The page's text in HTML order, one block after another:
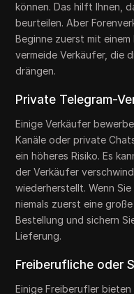
können. Das hilft Ihnen,
beurteilen. Aber
Beginne zuerst mit
vermeide Verkäufer, die
drängen.
Private Telegram-
Einige Verkäufer
Kanäle oder private
ein höheres Risiko. Es
der Verkäufer
wiederherstellt. Wenn
niemals zuerst eine
Bestellung und sichern
Lieferung.
Freiberufliche oder
Einige Freiberufler